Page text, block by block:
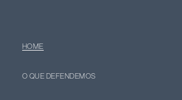
HOME
O QUE DEFENDEMOS